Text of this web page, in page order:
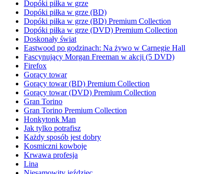
Dopóki piłka w grze
Dopóki piłka w grze (BD)
Dopóki piłka w grze (BD) Premium Collection
Dopóki piłka w grze (DVD) Premium Collection
Doskonały świat
Eastwood po godzinach: Na żywo w Carnegie Hall
Fascynujący Morgan Freeman w akcji (5 DVD)
Firefox
Gorący towar
Gorący towar (BD) Premium Collection
Gorący towar (DVD) Premium Collection
Gran Torino
Gran Torino Premium Collection
Honkytonk Man
Jak tylko potrafisz
Każdy sposób jest dobry
Kosmiczni kowboje
Krwawa profesja
Lina